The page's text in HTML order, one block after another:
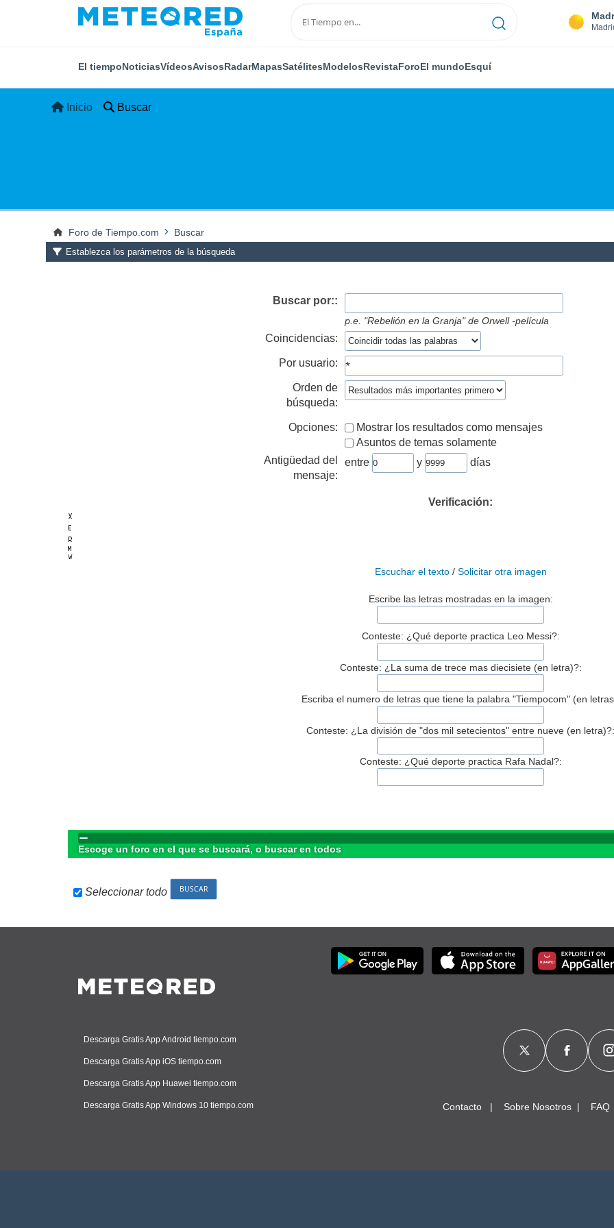
El tiempoNoticiasVídeosAvisosRadarMapasSatélitesModelosRevistaForoEl mundoEsquí
Inicio Buscar
Foro de Tiempo.com Buscar
Establezca los parámetros de la búsqueda
Buscar por::
p.e. "Rebelión en la Granja" de Orwell -película
Coincidencias:
Por usuario:
Orden de
búsqueda:
Opciones:
Mostrar los resultados como mensajes
Asuntos de temas solamente
Antigüedad del
mensaje:
entre y días
Verificación:
Escuchar el texto/ Solicitar otra imagen
Escribe las letras mostradas en la imagen:
Conteste: ¿Qué deporte practica Leo Messi?:
Conteste: ¿La suma de trece mas diecisiete (en letra)?:
Escriba el numero de letras que tiene la palabra "Tiempocom" (en
Conteste: ¿La división de "dos mil setecientos" entre nueve (en letra)?:
Conteste: ¿Qué deporte practica Rafa Nadal?:
Escoge un foro en el que se buscará, o buscar en todos
Seleccionar todo
Descarga Gratis App Android tiempo.com
Descarga Gratis App iOS tiempo.com
Descarga Gratis App Huawei tiempo.com
Descarga Gratis App Windows 10 tiempo.com Contacto Sobre Nosotros FAQ